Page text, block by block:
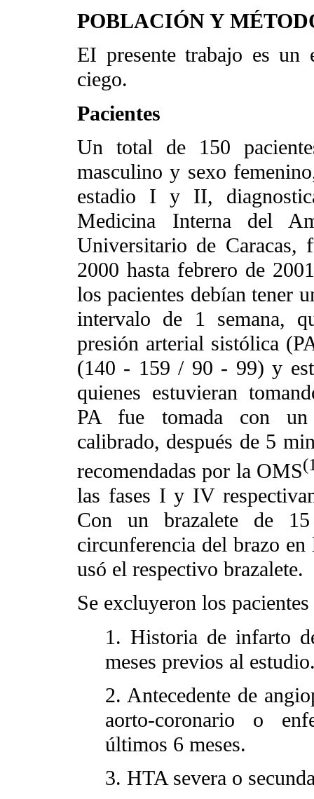
POBLACIÓN Y
EI presente trabajo es
ciego.
Pacientes
Un total de 150
masculino y sexo
estadio I y II,
Medicina Interna del
Universitario de Caracas,
2000 hasta febrero de
los pacientes debían tener
intervalo de 1 semana,
presión arterial sistólica
(140 - 159 / 90 - 99) y
quienes estuvieran
PA fue tomada con un
calibrado, después de 5
recomendadas por la OMS
las fases I y IV
Con un brazalete de
circunferencia del brazo en
usó el respectivo brazalete.
Se excluyeron los
1. Historia de infarto
meses previos al
2. Antecedente de
aorto-coronario o
últimos 6 meses.
3. HTA severa o